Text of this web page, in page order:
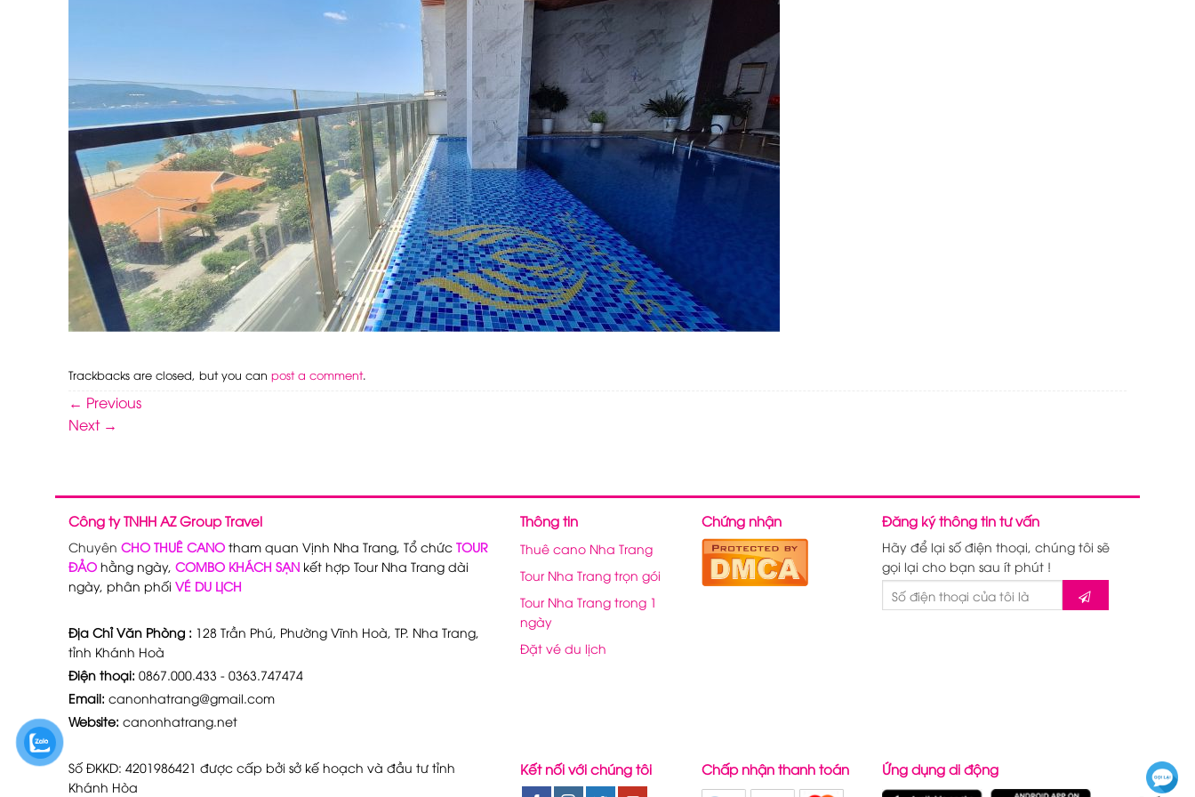
Trackbacks are closed, but you can post a comment.
← Previous
Next →
Công ty TNHH AZ Group Travel
Chuyên CHO THUÊ CANO tham quan Vịnh Nha Trang, Tổ chức TOUR
ĐẢO hằng ngày, COMBO KHÁCH SẠN kết hợp Tour Nha Trang dài
ngày, phân phối VÉ DU LỊCH
Địa Chỉ Văn Phòng : 128 Trần Phú, Phường Vĩnh Hoà, TP. Nha Trang,
tỉnh Khánh Hoà
Điện thoại: 0867.000.433 - 0363.747474
Email: canonhatrang@gmail.com
Website: canonhatrang.net
Thông tin
Thuê cano Nha Trang
Tour Nha Trang trọn gói
Tour Nha Trang trong 1
ngày
Đặt vé du lịch
Chứng nhận Đăng ký thông tin tư vấn
Hãy để lại số điện thoại, chúng tôi sẽ
gọi lại cho bạn sau ít phút !
Số ĐKKD: 4201986421 được cấp bởi sở kế hoạch và đầu tư tỉnh
Khánh Hòa
Kết nối với chúng tôi Chấp nhận thanh toán Ứng dụng di động